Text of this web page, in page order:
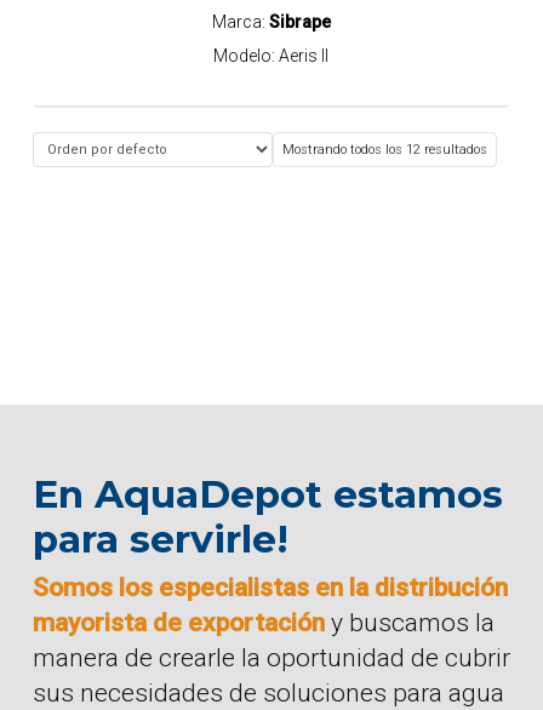
Marca: Sibrape
Modelo:Aeris II
Mostrando todos los 12 resultados
En AquaDepot estamos
para servirle!
Somos los especialistas en la distribución
mayorista de exportacióny buscamos la
manera de crearle la oportunidad de cubrir
sus necesidades de soluciones para agua